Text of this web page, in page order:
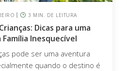
3 MIN. DE LEITURA
Dicas para uma
Família Inesquecível
pode ser uma aventura
quando o destino é